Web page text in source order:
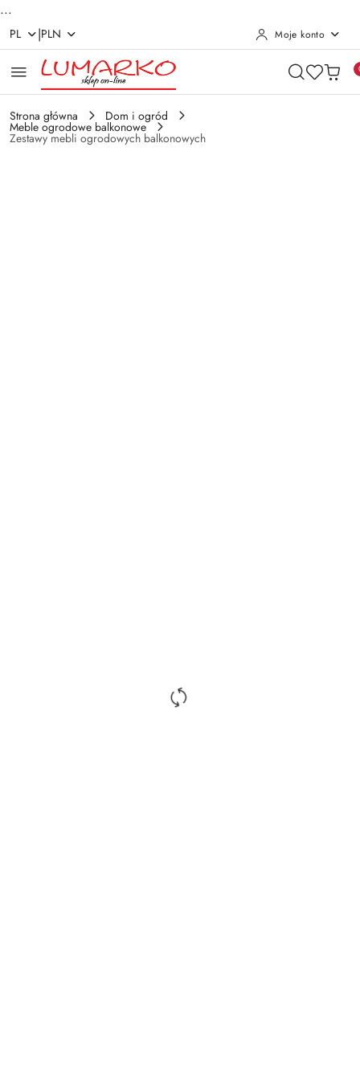
...
Przejdź do treści głównej
Przejdź do wyszukiwarki
Przejdź do moje konto
Przejdź do menu głównego
Przejdź do opisu produktu
Przejdź do stopki
PL |PLN Moje konto
Strona główna Dom i ogród
Meble ogrodowe balkonowe
Zestawy mebli ogrodowych balkonowych